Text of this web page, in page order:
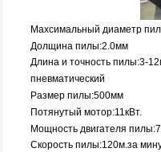
Махсимальный диаметр
Долщина пилы:2.0мм
Длина и точность пилы:3-
пневматический
Размер пилы:500мм
Потянутый мотор:11кВт.
Мощность двигателя
Скорость пилы:120м.за